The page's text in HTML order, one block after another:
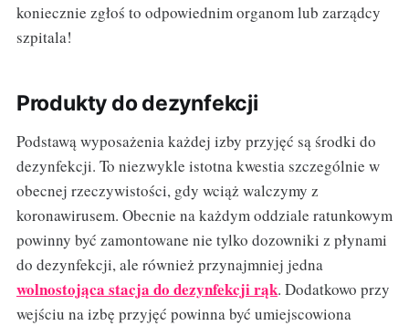
koniecznie zgłoś to odpowiednim organom lub zarządcy
szpitala!
Produkty do dezynfekcji
Podstawą wyposażenia każdej izby przyjęć są środki do
dezynfekcji. To niezwykle istotna kwestia szczególnie w
obecnej rzeczywistości, gdy wciąż walczymy z
koronawirusem. Obecnie na każdym oddziale ratunkowym
powinny być zamontowane nie tylko dozowniki z płynami
do dezynfekcji, ale również przynajmniej jedna
wolnostojąca stacja do dezynfekcji rąk. Dodatkowo przy
wejściu na izbę przyjęć powinna być umiejscowiona